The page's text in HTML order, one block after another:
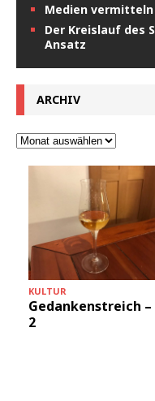
Medien
Der Kreislauf des
Ansatz
ARCHIV
KULTUR
Gedankenstreich –
2